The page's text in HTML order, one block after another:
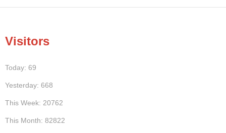
Visitors
Today: 69
Yesterday: 668
This Week: 20762
This Month: 82822